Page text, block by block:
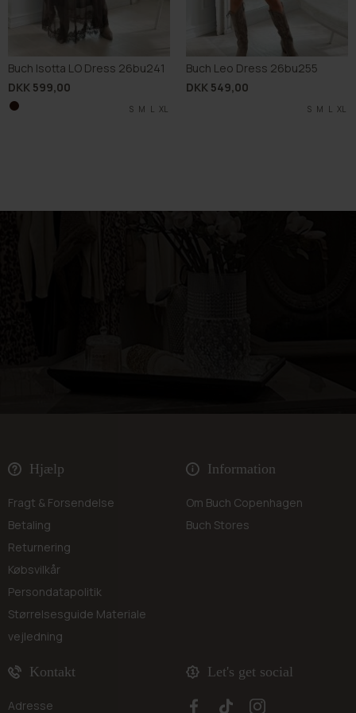
Buch Isotta LO Dress 26bu241
DKK 599,00
S M L XL
Buch Leo Dress 26bu255
DKK 549,00
S M L XL
Hjælp
Fragt & Forsendelse
Betaling
Returnering
Købsvilkår
Persondatapolitik
Størrelsesguide Materiale
vejledning
Information
Om Buch Copenhagen
Buch Stores
Kontakt
Adresse
Let's get social